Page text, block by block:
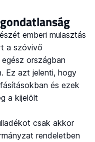
emberi mulasztás
a szóvivő
országban
Ez azt jelenti, hogy
és ezek
a kijelölt
csak akkor
rendeletben